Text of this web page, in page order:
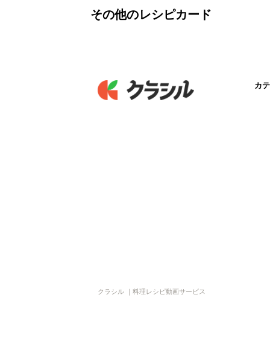
その他のレシピカード
カ
クラシル ｜料理レシピ動画サービス